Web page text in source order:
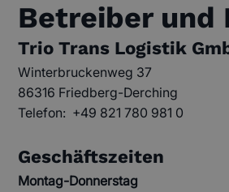
Betreiber und
Trio Trans Logistik
Winterbruckenweg 37
86316 Friedberg-Derching
Telefon: +49 821 780 981 0
Geschäftszeiten
Montag-Donnerstag